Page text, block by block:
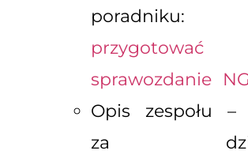
przygotować
sprawozdanie
Opis zespołu
za